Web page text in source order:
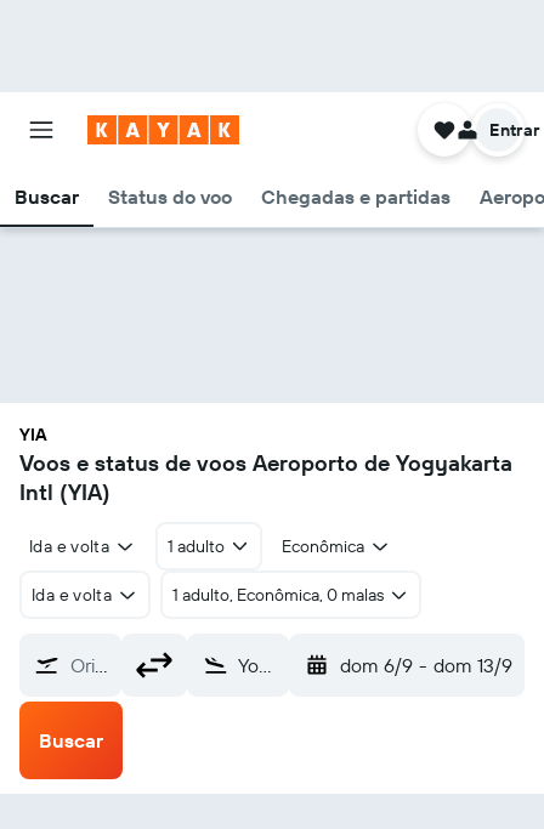
Buscar Status do voo Chegadas e partidas
Entrar
YIA
Voos e status de voos Aeroporto de Yogyakarta
Intl (YIA)
Ida e volta 1 adulto Econômica
Ida e volta 1 adulto, Econômica, 0 malas
Origem Yogyakarta Intl (YIA) dom 6/9 - dom 13/9
Buscar